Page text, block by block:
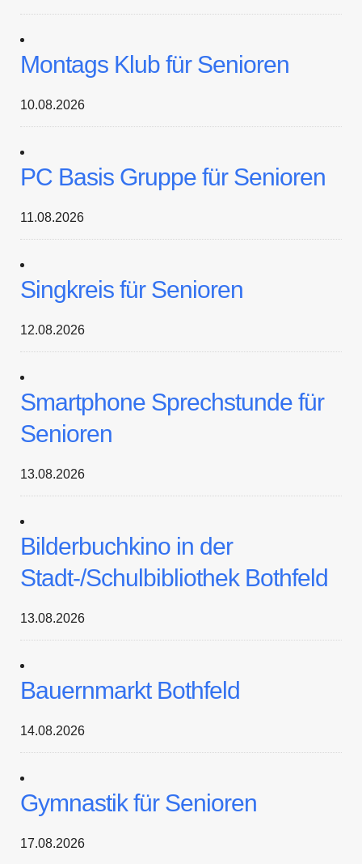
Montags Klub für Senioren
10.08.2026
PC Basis Gruppe für Senioren
11.08.2026
Singkreis für Senioren
12.08.2026
Smartphone Sprechstunde für
Senioren
13.08.2026
Bilderbuchkino in der
Stadt-/Schulbibliothek Bothfeld
13.08.2026
Bauernmarkt Bothfeld
14.08.2026
Gymnastik für Senioren
17.08.2026